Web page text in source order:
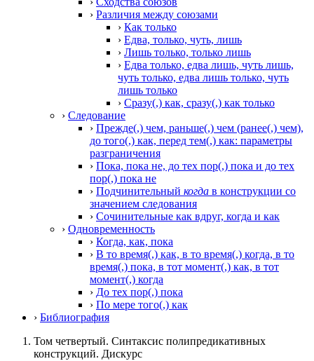
› Различия между союзами
› Как только
› Едва, только, чуть, лишь
› Лишь только, только лишь
› Едва только, едва лишь, чуть лишь,
чуть только, едва лишь только, чуть
лишь только
› Сразу(,) как, сразу(,) как только
› Следование
› Прежде(,) чем, раньше(,) чем (ранее(,) чем),
до того(,) как, перед тем(,) как: параметры
разграничения
› Пока, пока не, до тех пор(,) пока и до тех
пор(,) пока не
› Подчинительный когда в конструкции со
значением следования
› Сочинительные как вдруг, когда и как
› Одновременность
› Когда, как, пока
› В то время(,) как, в то время(,) когда, в то
время(,) пока, в тот момент(,) как, в тот
момент(,) когда
› До тех пор(,) пока
› По мере того(,) как
› Библиография
Том четвертый. Синтаксис полипредикативных
конструкций. Дискурс